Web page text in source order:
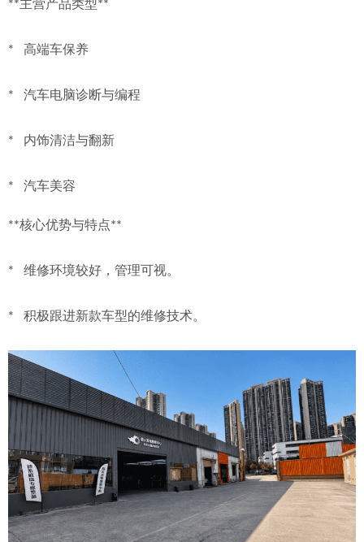
**主营产品类型**
*   高端车保养
*   汽车电脑诊断与编程
*   内饰清洁与翻新
*   汽车美容
**核心优势与特点**
*   维修环境较好，管理可视。
*   积极跟进新款车型的维修技术。